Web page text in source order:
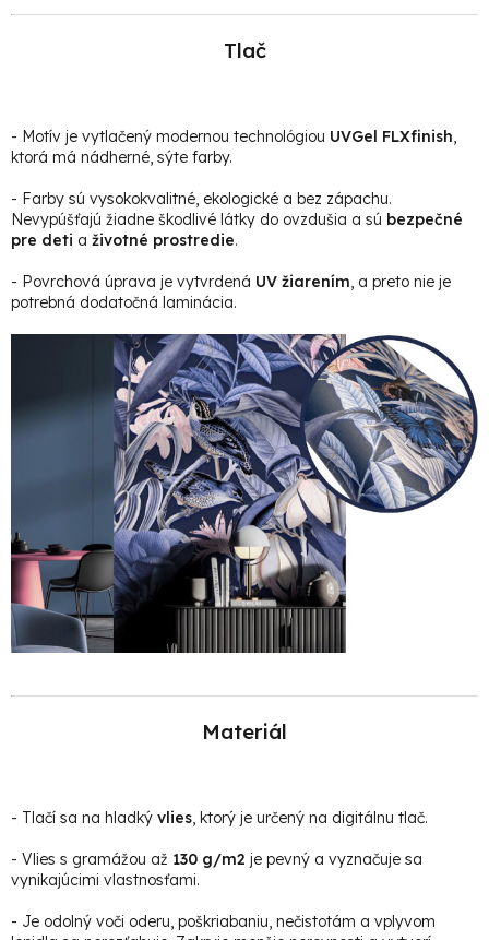
Tlač
- Motív je vytlačený modernou technológiou UVGel FLXfinish,
ktorá má nádherné, sýte farby.
- Farby sú vysokokvalitné, ekologické a bez zápachu.
Nevypúšťajú žiadne škodlivé látky do ovzdušia a sú bezpečné
pre deti a životné prostredie.
- Povrchová úprava je vytvrdená UV žiarením, a preto nie je
potrebná dodatočná laminácia.
Materiál
- Tlačí sa na hladký vlies, ktorý je určený na digitálnu tlač.
- Vlies s gramážou až 130 g/m2 je pevný a vyznačuje sa
vynikajúcimi vlastnosťami.
- Je odolný voči oderu, poškriabaniu, nečistotám a vplyvom